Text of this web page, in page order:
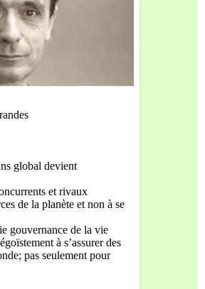
global devient
et rivaux
de la planète et non à se
gouvernance de la vie
à s’assurer des
pas seulement pour